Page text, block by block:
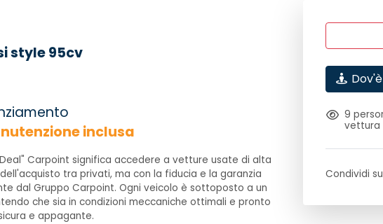
style 95cv
inclusa
Carpoint significa accedere a vetture usate di alta
tra privati, ma con la fiducia e la garanzia
dal Gruppo Carpoint. Ogni veicolo è sottoposto a un
che sia in condizioni meccaniche ottimali e pronto
e appagante.
9
vettura
Condividi su